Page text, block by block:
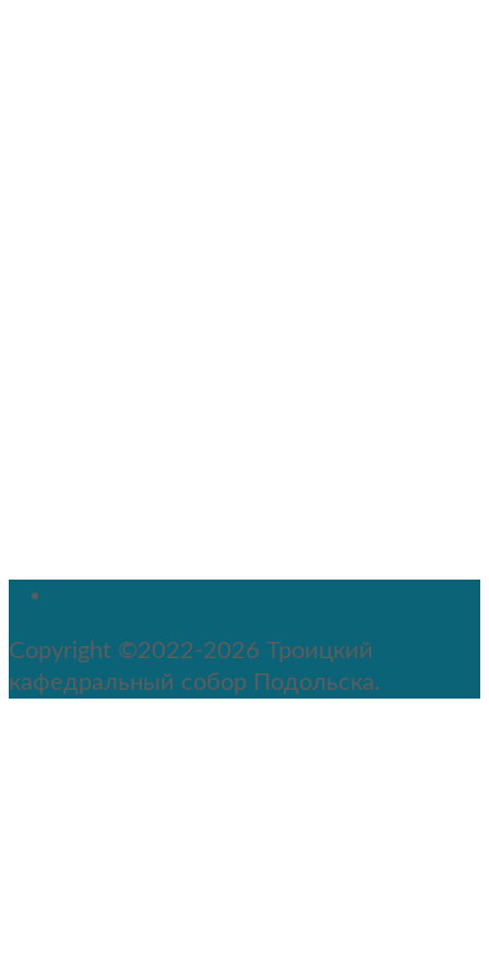
Copyright ©2022-2026 Троицкий
кафедральный собор Подольска.